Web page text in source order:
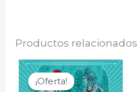
Productos relacionados
¡Oferta!
¡Oferta!